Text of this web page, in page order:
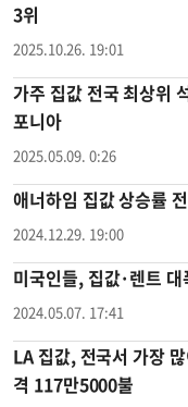
3위
2025.10.26. 19:01
가주 집값 전국 최상위
포니아
2025.05.09. 0:26
애너하임 집값 상승률
2024.12.29. 19:00
미국인들, 집값·렌트
2024.05.07. 17:41
LA 집값, 전국서 가장
격 117만5000불